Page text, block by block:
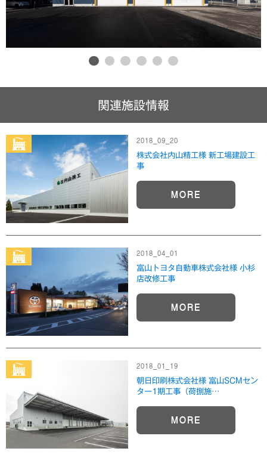
関連施設情報
2018_09_20
株式会社内山精工様 新工場建設工
事
MORE
2018_04_01
富山トヨタ自動車株式会社様 小杉
店改修工事
MORE
2018_01_19
朝日印刷株式会社様 富山SCMセン
ター1期工事（荷捌施…
MORE